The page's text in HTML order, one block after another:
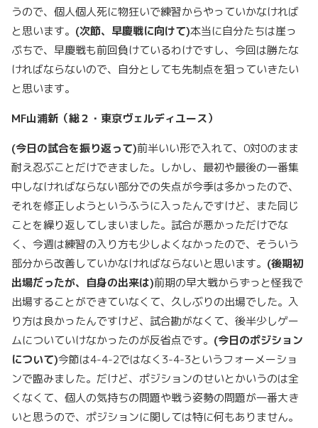
うので、個人個人死に物狂いで練習からやっていかなければ
と思います。 (次節、早慶戦に向けて)本当に自分たちは崖っ
ぷちで、早慶戦も前回負けているわけですし、今回は勝たな
ければならないので、自分としても先制点を狙っていきたい
と思います。
MF山浦新（総２・東京ヴェルディユース）
(今日の試合を振り返って)前半いい形で入れて、0対0のまま
耐え忍ぶことだけできました。しかし、最初や最後の一番集
中しなければならない部分での失点が今季は多かったので、
それを修正しようというふうに入ったんですけど、また同じ
ことを繰り返してしまいました。試合が悪かっただけでな
く、今週は練習の入り方も少しよくなかったので、そういう
部分から改善していかなければならないと思います。 (後期初
出場だったが、自身の出来は)前期の早大戦からずっと怪我で
出場することができていなくて、久しぶりの出場でした。入
り方は良かったんですけど、試合勘がなくて、後半少しゲー
ムについていけなかったのが反省点です。 (今日のポジション
について)今節は4-4-2ではなく3-4-3というフォーメーショ
ンで臨みました。だけど、ポジションのせいとかいうのは全
くなくて、個人の気持ちの問題や戦う姿勢の問題が一番大き
いと思うので、ポジションに関しては特に何もありません。